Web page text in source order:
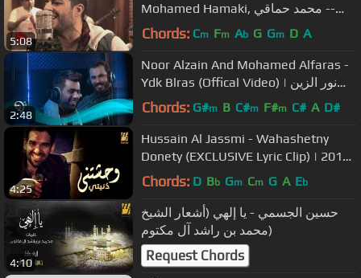
5:08
Mohamed Hamaki, محمد حماقي --
Coke Studio بالعربي S02E09
Chords: Cm Fm Ab G Gm D A
2:48
Noor Alzain And Mohamed Alfaras -
Ydk Blras (Offical Video) | نور الزين
ومحمد الفارس - يدك بالراس
Chords: G#m B C#m F#m C# A D#
4:25
Hussain Al Jassmi - Wahashetny
Donety (EXCLUSIVE Lyric Clip) | 2016 |
حسين الجسمي - وحشتني دنيتي
Chords: D Bb Gm Cm G A Eb
4:10
حسين الجسمي - يا إلهي (أشعار الشيخ
محمد بن راشد آل مكتوم)
Request Chords